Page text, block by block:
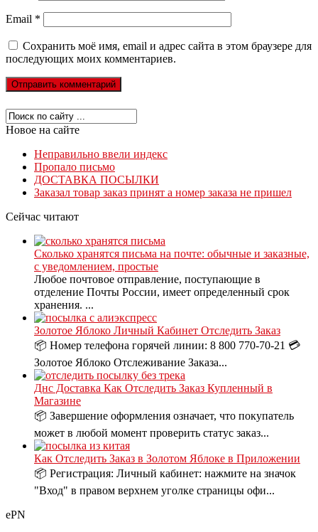
Email *
Сохранить моё имя, email и адрес сайта в этом браузере для
последующих моих комментариев.
Новое на сайте
Неправильно ввели индекс
Пропало письмо
ДОСТАВКА ПОСЫЛКИ
Заказал товар заказ принят а номер заказа не пришел
Сейчас читают
Сколько хранятся письма на почте: обычные и заказные,
с уведомлением, простые
Любое почтовое отправление, поступающие в
отделение Почты России, имеет определенный срок
хранения. ...
Золотое Яблоко Личный Кабинет Отследить Заказ
📦 Номер телефона горячей линии: 8 800 770-70-21 💳
Золотое Яблоко Отслеживание Заказа...
Днс Доставка Как Отследить Заказ Купленный в
Магазине
📦 Завершение оформления означает, что покупатель
может в любой момент проверить статус заказ...
Как Отследить Заказ в Золотом Яблоке в Приложении
📦 Регистрация: Личный кабинет: нажмите на значок
"Вход" в правом верхнем уголке страницы офи...
ePN